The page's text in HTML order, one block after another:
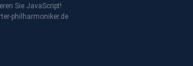
Sie JavaScript!
philharmoniker.de